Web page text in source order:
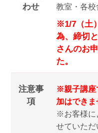
わせ
教室・各校
※1/7（土
為、締切
さんのお
た。
注意事
項
※親子講座
加はできま
※お客様に
せていただ